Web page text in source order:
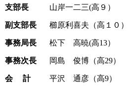
支部長 山岸一二三(高９）
副支部長 櫛原利喜夫（高１０
事務局長 松下 高暁(高13）
事務次長 岡島 俊博（高29）
会 計 平沢 通彦（高9）